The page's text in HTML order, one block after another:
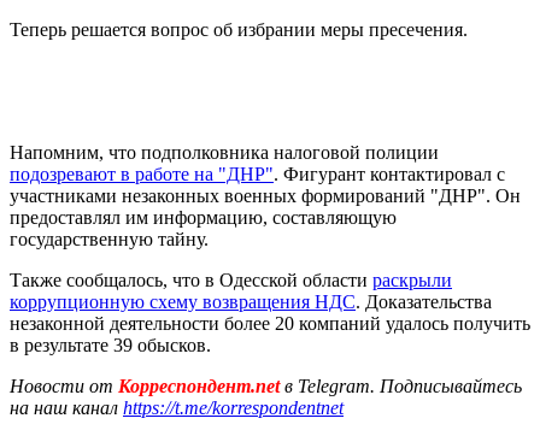
Теперь решается вопрос об избрании меры пресечения.
Напомним, что подполковника налоговой полиции
подозревают в работе на "ДНР". Фигурант контактировал с
участниками незаконных военных формирований "ДНР". Он
предоставлял им информацию, составляющую
государственную тайну.
Также сообщалось, что в Одесской области раскрыли
коррупционную схему возвращения НДС. Доказательства
незаконной деятельности более 20 компаний удалось получить
в результате 39 обысков.
Новости от Корреспондент.netв Telegram. Подписывайтесь
на наш канал https://t.me/korrespondentnet